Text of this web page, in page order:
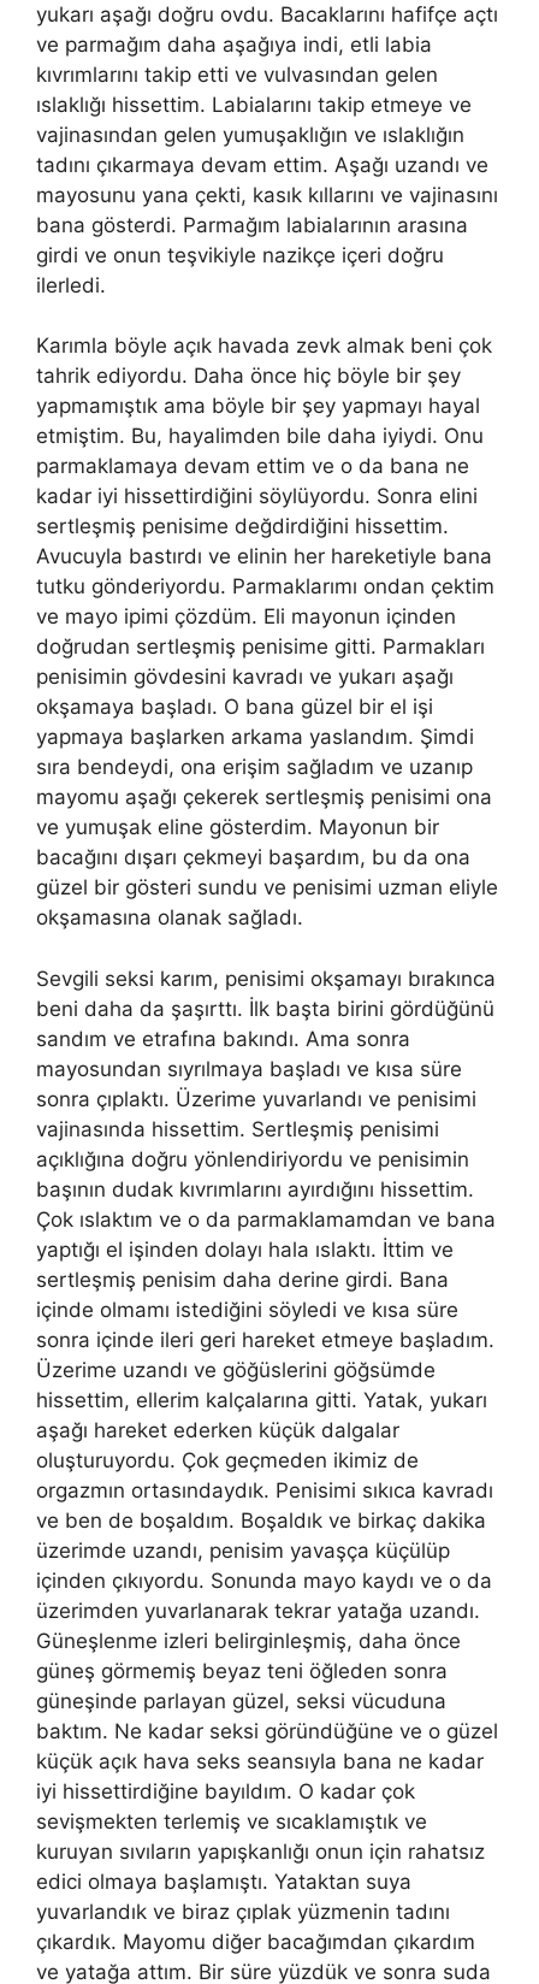
yukarı aşağı doğru ovdu. Bacaklarını hafifçe açtı
ve parmağım daha aşağıya indi, etli labia
kıvrımlarını takip etti ve vulvasından gelen
ıslaklığı hissettim. Labialarını takip etmeye ve
vajinasından gelen yumuşaklığın ve ıslaklığın
tadını çıkarmaya devam ettim. Aşağı uzandı ve
mayosunu yana çekti, kasık kıllarını ve vajinasını
bana gösterdi. Parmağım labialarının arasına
girdi ve onun teşvikiyle nazikçe içeri doğru
ilerledi.
Karımla böyle açık havada zevk almak beni çok
tahrik ediyordu. Daha önce hiç böyle bir şey
yapmamıştık ama böyle bir şey yapmayı hayal
etmiştim. Bu, hayalimden bile daha iyiydi. Onu
parmaklamaya devam ettim ve o da bana ne
kadar iyi hissettirdiğini söylüyordu. Sonra elini
sertleşmiş penisime değdirdiğini hissettim.
Avucuyla bastırdı ve elinin her hareketiyle bana
tutku gönderiyordu. Parmaklarımı ondan çektim
ve mayo ipimi çözdüm. Eli mayonun içinden
doğrudan sertleşmiş penisime gitti. Parmakları
penisimin gövdesini kavradı ve yukarı aşağı
okşamaya başladı. O bana güzel bir el işi
yapmaya başlarken arkama yaslandım. Şimdi
sıra bendeydi, ona erişim sağladım ve uzanıp
mayomu aşağı çekerek sertleşmiş penisimi ona
ve yumuşak eline gösterdim. Mayonun bir
bacağını dışarı çekmeyi başardım, bu da ona
güzel bir gösteri sundu ve penisimi uzman eliyle
okşamasına olanak sağladı.
Sevgili seksi karım, penisimi okşamayı bırakınca
beni daha da şaşırttı. İlk başta birini gördüğünü
sandım ve etrafına bakındı. Ama sonra
mayosundan sıyrılmaya başladı ve kısa süre
sonra çıplaktı. Üzerime yuvarlandı ve penisimi
vajinasında hissettim. Sertleşmiş penisimi
açıklığına doğru yönlendiriyordu ve penisimin
başının dudak kıvrımlarını ayırdığını hissettim.
Çok ıslaktım ve o da parmaklamamdan ve bana
yaptığı el işinden dolayı hala ıslaktı. İttim ve
sertleşmiş penisim daha derine girdi. Bana
içinde olmamı istediğini söyledi ve kısa süre
sonra içinde ileri geri hareket etmeye başladım.
Üzerime uzandı ve göğüslerini göğsümde
hissettim, ellerim kalçalarına gitti. Yatak, yukarı
aşağı hareket ederken küçük dalgalar
oluşturuyordu. Çok geçmeden ikimiz de
orgazmın ortasındaydık. Penisimi sıkıca kavradı
ve ben de boşaldım. Boşaldık ve birkaç dakika
üzerimde uzandı, penisim yavaşça küçülüp
içinden çıkıyordu. Sonunda mayo kaydı ve o da
üzerimden yuvarlanarak tekrar yatağa uzandı.
Güneşlenme izleri belirginleşmiş, daha önce
güneş görmemiş beyaz teni öğleden sonra
güneşinde parlayan güzel, seksi vücuduna
baktım. Ne kadar seksi göründüğüne ve o güzel
küçük açık hava seks seansıyla bana ne kadar
iyi hissettirdiğine bayıldım. O kadar çok
sevişmekten terlemiş ve sıcaklamıştık ve
kuruyan sıvıların yapışkanlığı onun için rahatsız
edici olmaya başlamıştı. Yataktan suya
yuvarlandık ve biraz çıplak yüzmenin tadını
çıkardık. Mayomu diğer bacağımdan çıkardım
ve yatağa attım. Bir süre yüzdük ve sonra suda